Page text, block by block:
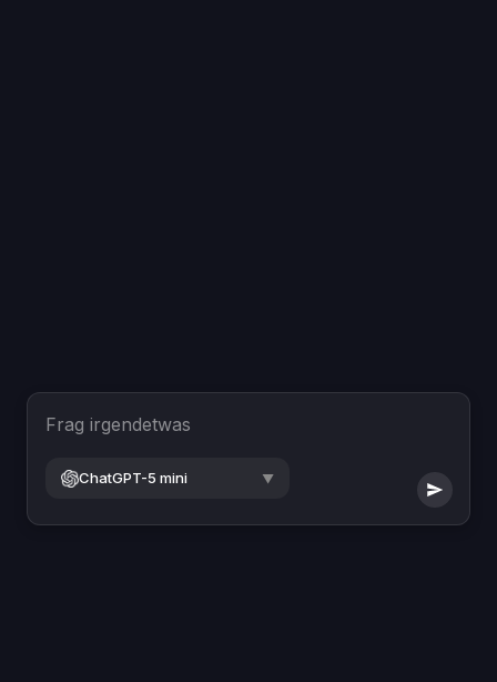
Frag irgendetwas
ChatGPT-5 mini ▼